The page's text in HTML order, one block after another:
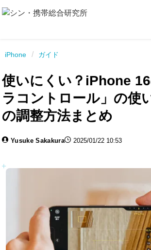
iPhone / ガイド
使いにくい？iPhone
ラコントロール」の使
の調整方法まとめ
Yusuke Sakakura 2025/01/22 10:53